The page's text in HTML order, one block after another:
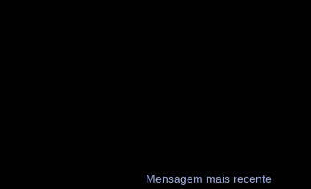
Mensagem mais recente